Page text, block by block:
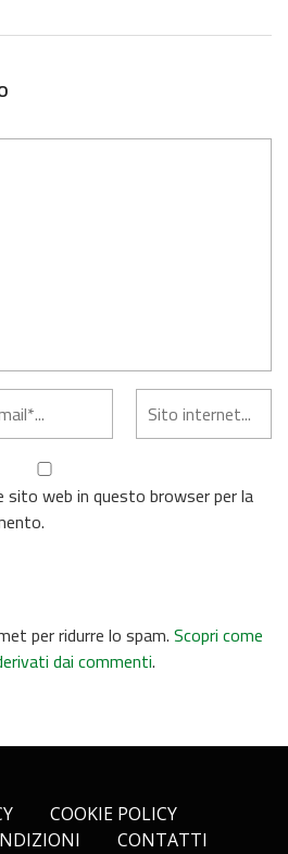
sito web in questo browser per la
per ridurre lo spam.Scopri come
dai commenti.
COOKIE POLICY
CONTATTI